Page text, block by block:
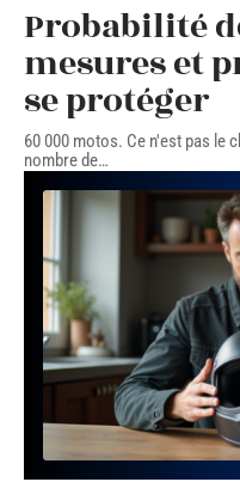
Probabilité
mesures et
se protéger
60 000 motos. Ce n'est pas le
nombre de…